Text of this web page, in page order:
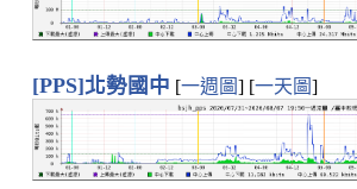
[PPS]北勢國中 [一週圖] [一天圖]